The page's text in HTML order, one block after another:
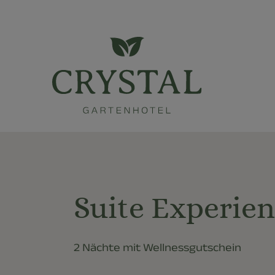
Suite
2 Nächte mit Wellnessgutschein